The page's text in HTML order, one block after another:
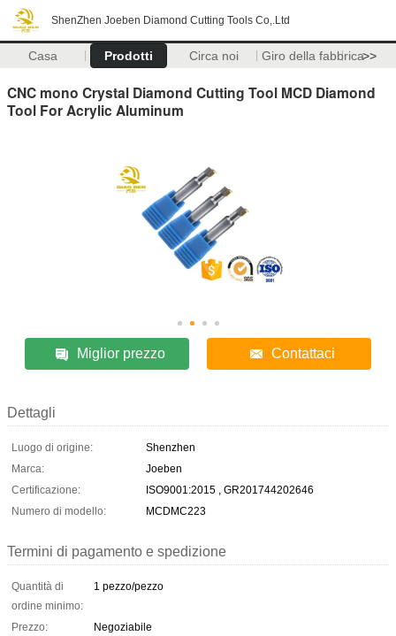
ShenZhen Joeben Diamond Cutting Tools Co,.Ltd
Casa Prodotti Circa noi Giro della fabbrica>>
CNC mono Crystal Diamond Cutting Tool MCD Diamond
Tool For Acrylic Aluminum
Miglior prezzo Contattaci
Dettagli
Luogo di origine:
Shenzhen
Marca:
Joeben
Certificazione:
ISO9001:2015 , GR201744202646
Numero di modello:
MCDMC223
Termini di pagamento e spedizione
Quantità di
ordine minimo:
1 pezzo/pezzo
Prezzo:
Negoziabile